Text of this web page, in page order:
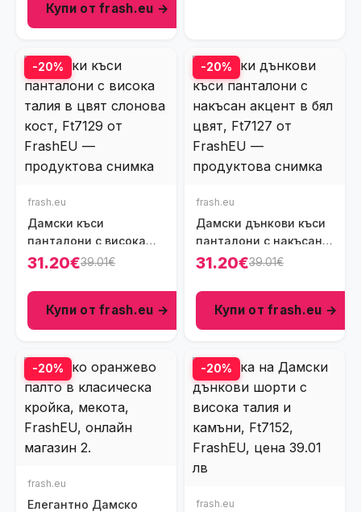
Купи от frash.eu →
-20%
frash.eu
Дамски къси
панталони с висока
талия в цвят слонова
31.20€39.01€
Купи от frash.eu →
-20%
frash.eu
Дамски дънкови къси
панталони с накъсан
акцент в бял цвят,
31.20€39.01€
Купи от frash.eu →
-20%
frash.eu
Елегантно Дамско
-20%
frash.eu